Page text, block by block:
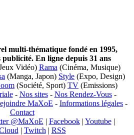
multi-thématique fondé en 1995,
publicité. En ligne depuis 31 ans
Vidéo) Rama (Cinéma, Musique)
(Manga, Japon) Style (Expo, Design)
(Société, Sport) TV (Emissions)
- Nos sites- Nos Rendez-Vous-
MaXoE - Informations légales -
Contact
@MaXoE | Facebook| Youtube|
| Twitch | RSS